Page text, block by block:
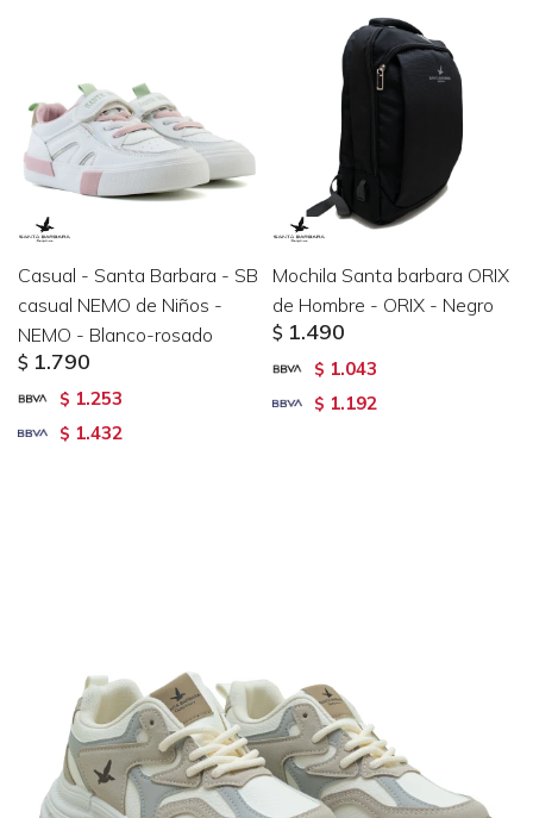
Casual - Santa Barbara - SB
casual NEMO de Niños -
NEMO - Blanco-rosado
$ 1.790
$ 1.253
$ 1.432
Mochila Santa barbara ORIX
de Hombre - ORIX - Negro
$ 1.490
$ 1.043
$ 1.192